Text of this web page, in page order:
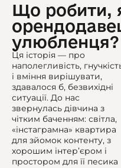
Що робити,
улюбленця?
Ця історія — про
наполегливість,
і вміння вирішувати,
здавалося б, безвихідні
ситуації. До нас
звернулась дівчина з
чітким баченням: світла,
«інстаграмна» квартира
для зйомок контенту, з
хорошим інтер’єром і
простором для її песика